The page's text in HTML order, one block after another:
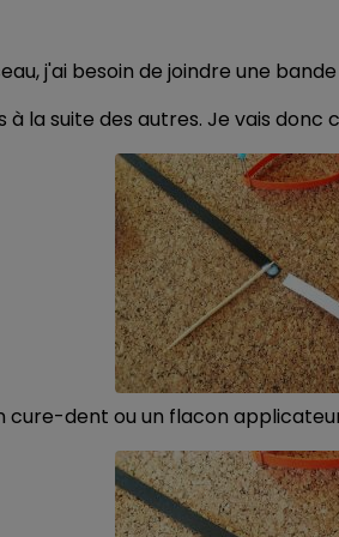
j'ai besoin de joindre une
à la suite des autres. Je vais
cure-dent ou un flacon